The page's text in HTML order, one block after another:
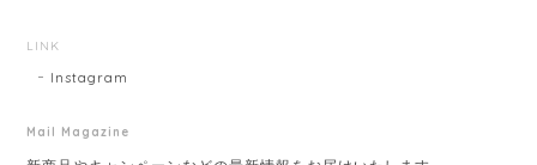
LINK
Instagram
Mail Magazine